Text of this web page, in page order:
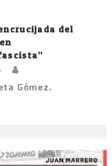
del
Gómez.